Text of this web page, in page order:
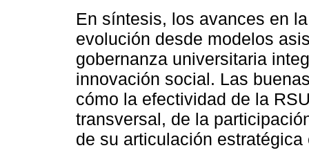
En síntesis, los avances en
evolución desde modelos
gobernanza universitaria
innovación social. Las
cómo la efectividad de la
transversal, de la
de su articulación estratégica